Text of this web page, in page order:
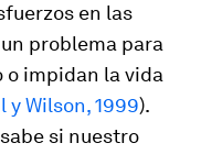
en las
problema para
o impidan la vida
y Wilson, 1999).
si nuestro